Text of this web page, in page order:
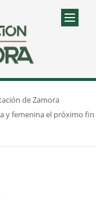
de Zamora
y femenina el próximo fin